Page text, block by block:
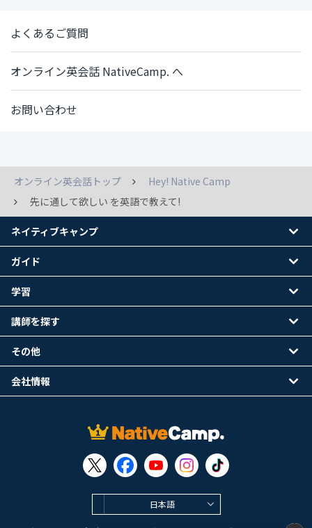
よくあるご質問
オンライン英会話 NativeCamp. へ
お問い合わせ
オンライン英会話トップ
Hey! Native Camp
先に通して欲しい を英語で教えて!
日本語
ネイティブキャンプ
ガイド
学習
講師を探す
その他
会社情報